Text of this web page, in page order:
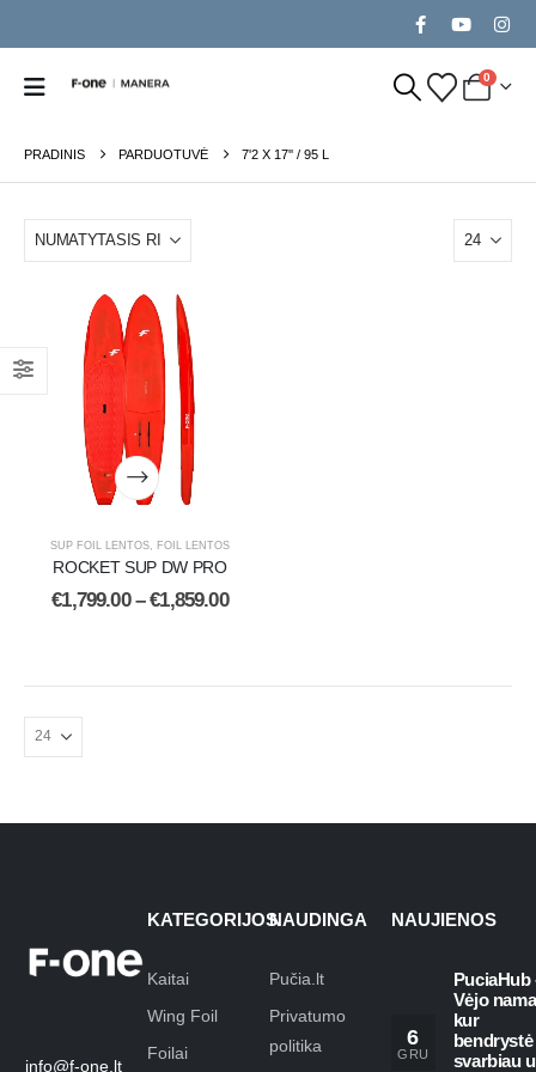
0
PRADINIS PARDUOTUVĖ 7'2 X 17'' / 95 L
SUP FOIL LENTOS FOIL LENTOS
ROCKET SUP DW PRO
€1,799.00 – €1,859.00
info@f-one.lt
KATEGORIJOS
Kaitai
Wing Foil
Foilai
NAUDINGA
Pučia.lt
Privatumo
politika
NAUJIENOS
6
GRU
PuciaHub
Vėjo
kur
bendrystė
svarbiau